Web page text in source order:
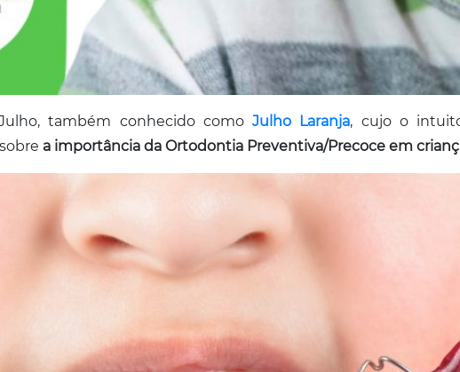
também conhecido comoJulho Laranja, cujo o
a importância da Ortodontia Preventiva/Precoce em